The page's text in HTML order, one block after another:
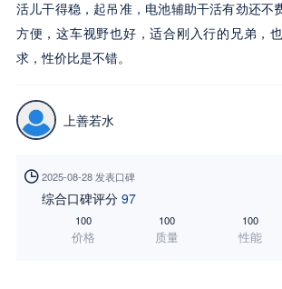
活儿干得稳，起吊准，电池辅助干活有劲还不
方便，这车视野也好，适合刚入行的兄弟，
求，性价比是不错。
上善若水
 2025-08-28 发表口碑
综合口碑评分 97
100
价格
100
质量
100
性能